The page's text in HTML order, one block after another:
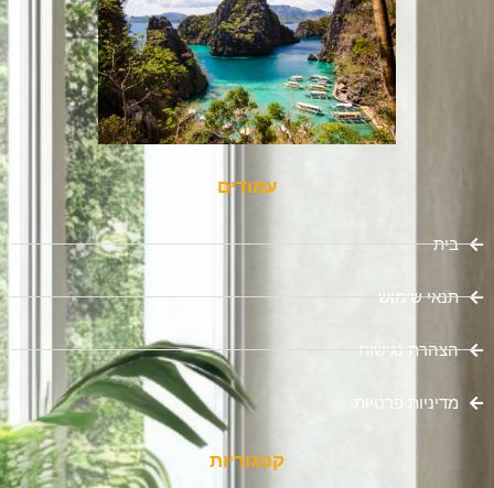
עמודים
בית
תנאי שימוש
הצהרת נגישות
מדיניות פרטיות
קטגוריות